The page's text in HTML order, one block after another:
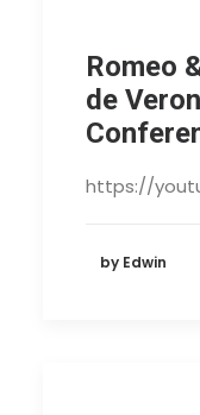
Romeo
de
https://
by Edwin